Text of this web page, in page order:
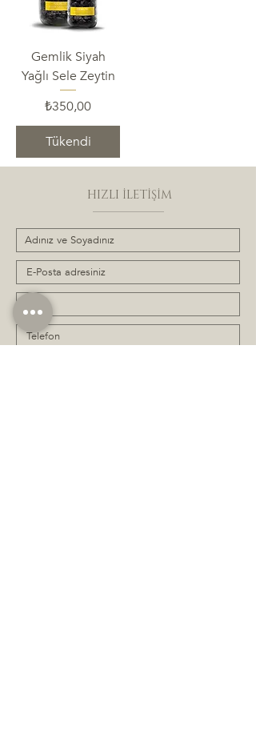
Gemlik Siyah
Yağlı Sele Zeytin
Fiyat
₺350,00
Tükendi
HIZLI İLETİŞİM